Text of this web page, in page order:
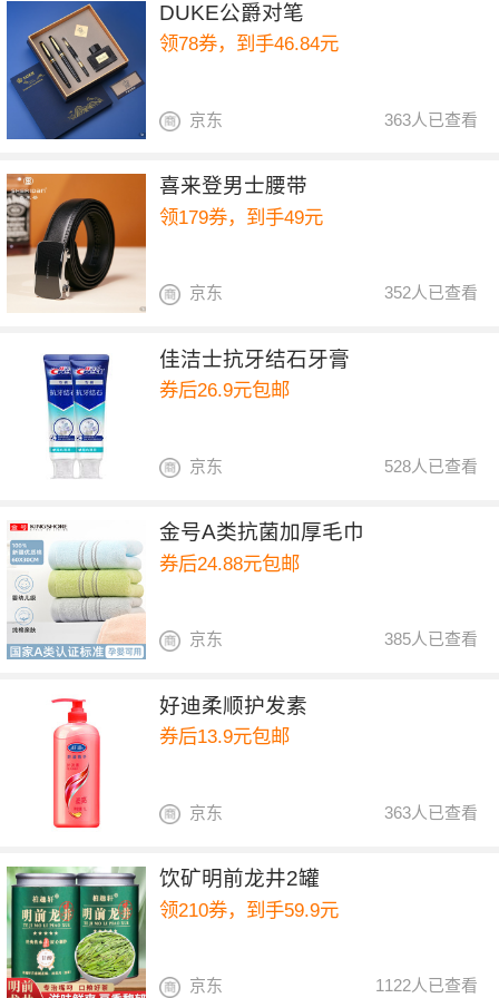
DUKE公爵对笔
领78券，到手46.84元
363人已查看
京东
喜来登男士腰带
领179券，到手49元
352人已查看
京东
佳洁士抗牙结石牙膏
券后26.9元包邮
528人已查看
京东
金号A类抗菌加厚毛巾
券后24.88元包邮
385人已查看
京东
好迪柔顺护发素
券后13.9元包邮
363人已查看
京东
饮矿明前龙井2罐
领210券，到手59.9元
1122人已查看
京东